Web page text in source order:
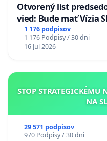
Otvorený list
vied: Bude mať Vízia
chrbticu?
1 176 podpisov
1 176 Podpisy / 30 dni
16 Jul 2026
STOP STRATEGICKÉMU
NA
29 571 podpisov
970 Podpisy / 30 dni